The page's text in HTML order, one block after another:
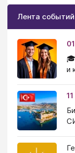
Лента событий
и